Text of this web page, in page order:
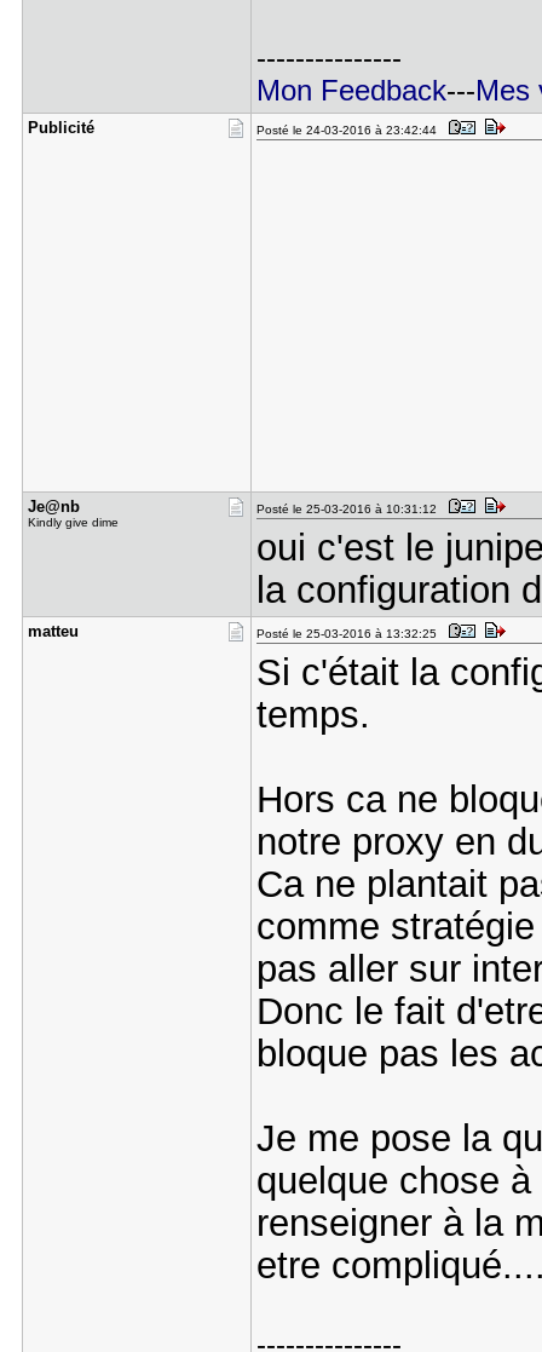
---------------
Mon Feedback---Mes
Publicité Posté le 24-03-2016 à 23:42:44
Je@nb
Kindly give dime
Posté le 25-03-2016 à 10:31:12
oui c'est le
la configuration
matteu Posté le 25-03-2016 à 13:32:25
Si c'était la
temps.
Hors ca ne
notre proxy en
Ca ne plantait
comme
pas aller sur
Donc le fait
bloque pas les
Je me pose la
quelque chose
renseigner à la
etre
---------------